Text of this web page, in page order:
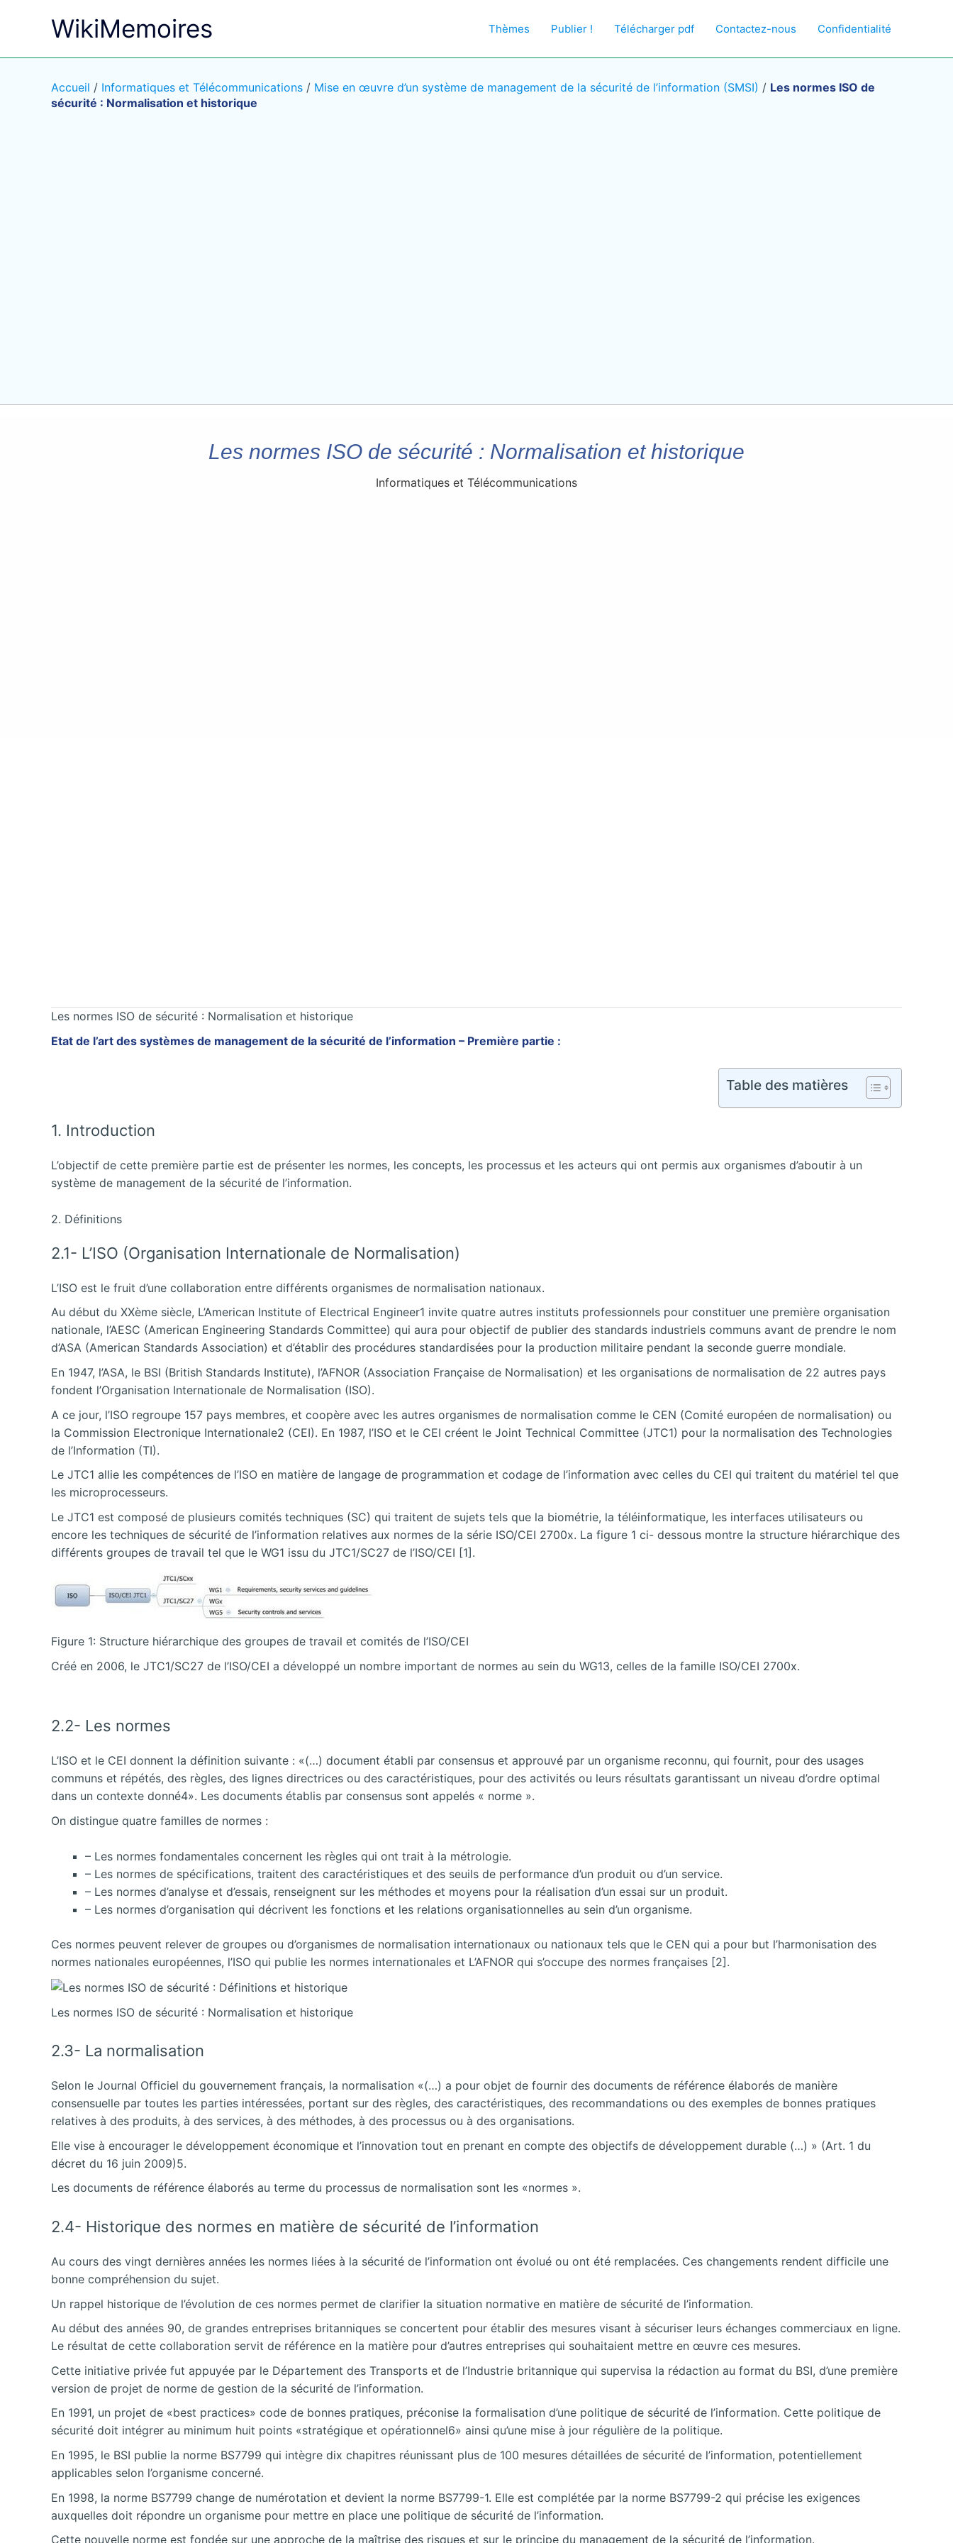
WikiMemoires Thèmes Publier ! Télécharger pdf Contactez-nous Confidentialité
Accueil / Informatiques et Télécommunications / Mise en œuvre d’un système de management de la sécurité de l’information (SMSI) / Les normes ISO de
sécurité : Normalisation et historique
Les normes ISO de sécurité : Normalisation et historique
Informatiques et Télécommunications
Les normes ISO de sécurité : Normalisation et historique
Etat de l’art des systèmes de management de la sécurité de l’information – Première partie :
Table des matières
1. Introduction
L’objectif de cette première partie est de présenter les normes, les concepts, les processus et les acteurs qui ont permis aux organismes d’aboutir à un
système de management de la sécurité de l’information.
2. Définitions
2.1- L’ISO (Organisation Internationale de Normalisation)
L’ISO est le fruit d’une collaboration entre différents organismes de normalisation nationaux.
Au début du XXème siècle, L’American Institute of Electrical Engineer1 invite quatre autres instituts professionnels pour constituer une première organisation
nationale, l’AESC (American Engineering Standards Committee) qui aura pour objectif de publier des standards industriels communs avant de prendre le nom
d’ASA (American Standards Association) et d’établir des procédures standardisées pour la production militaire pendant la seconde guerre mondiale.
En 1947, l’ASA, le BSI (British Standards Institute), l’AFNOR (Association Française de Normalisation) et les organisations de normalisation de 22 autres pays
fondent l’Organisation Internationale de Normalisation (ISO).
A ce jour, l’ISO regroupe 157 pays membres, et coopère avec les autres organismes de normalisation comme le CEN (Comité européen de normalisation) ou
la Commission Electronique Internationale2 (CEI). En 1987, l’ISO et le CEI créent le Joint Technical Committee (JTC1) pour la normalisation des Technologies
de l’Information (TI).
Le JTC1 allie les compétences de l’ISO en matière de langage de programmation et codage de l’information avec celles du CEI qui traitent du matériel tel que
les microprocesseurs.
Le JTC1 est composé de plusieurs comités techniques (SC) qui traitent de sujets tels que la biométrie, la téléinformatique, les interfaces utilisateurs ou
encore les techniques de sécurité de l’information relatives aux normes de la série ISO/CEI 2700x. La figure 1 ci- dessous montre la structure hiérarchique des
différents groupes de travail tel que le WG1 issu du JTC1/SC27 de l’ISO/CEI [1].
Figure 1: Structure hiérarchique des groupes de travail et comités de l’ISO/CEI
Créé en 2006, le JTC1/SC27 de l’ISO/CEI a développé un nombre important de normes au sein du WG13, celles de la famille ISO/CEI 2700x.
2.2- Les normes
L’ISO et le CEI donnent la définition suivante : «(…) document établi par consensus et approuvé par un organisme reconnu, qui fournit, pour des usages
communs et répétés, des règles, des lignes directrices ou des caractéristiques, pour des activités ou leurs résultats garantissant un niveau d’ordre optimal
dans un contexte donné4». Les documents établis par consensus sont appelés « norme ».
On distingue quatre familles de normes :
– Les normes fondamentales concernent les règles qui ont trait à la métrologie.
– Les normes de spécifications, traitent des caractéristiques et des seuils de performance d’un produit ou d’un service.
– Les normes d’analyse et d’essais, renseignent sur les méthodes et moyens pour la réalisation d’un essai sur un produit.
– Les normes d’organisation qui décrivent les fonctions et les relations organisationnelles au sein d’un organisme.
Ces normes peuvent relever de groupes ou d’organismes de normalisation internationaux ou nationaux tels que le CEN qui a pour but l’harmonisation des
normes nationales européennes, l’ISO qui publie les normes internationales et L’AFNOR qui s’occupe des normes françaises [2].
Les normes ISO de sécurité : Normalisation et historique
2.3- La normalisation
Selon le Journal Officiel du gouvernement français, la normalisation «(…) a pour objet de fournir des documents de référence élaborés de manière
consensuelle par toutes les parties intéressées, portant sur des règles, des caractéristiques, des recommandations ou des exemples de bonnes pratiques
relatives à des produits, à des services, à des méthodes, à des processus ou à des organisations.
Elle vise à encourager le développement économique et l’innovation tout en prenant en compte des objectifs de développement durable (…) » (Art. 1 du
décret du 16 juin 2009)5.
Les documents de référence élaborés au terme du processus de normalisation sont les «normes ».
2.4- Historique des normes en matière de sécurité de l’information
Au cours des vingt dernières années les normes liées à la sécurité de l’information ont évolué ou ont été remplacées. Ces changements rendent difficile une
bonne compréhension du sujet.
Un rappel historique de l’évolution de ces normes permet de clarifier la situation normative en matière de sécurité de l’information.
Au début des années 90, de grandes entreprises britanniques se concertent pour établir des mesures visant à sécuriser leurs échanges commerciaux en ligne.
Le résultat de cette collaboration servit de référence en la matière pour d’autres entreprises qui souhaitaient mettre en œuvre ces mesures.
Cette initiative privée fut appuyée par le Département des Transports et de l’Industrie britannique qui supervisa la rédaction au format du BSI, d’une première
version de projet de norme de gestion de la sécurité de l’information.
En 1991, un projet de «best practices» code de bonnes pratiques, préconise la formalisation d’une politique de sécurité de l’information. Cette politique de
sécurité doit intégrer au minimum huit points «stratégique et opérationnel6» ainsi qu’une mise à jour régulière de la politique.
En 1995, le BSI publie la norme BS7799 qui intègre dix chapitres réunissant plus de 100 mesures détaillées de sécurité de l’information, potentiellement
applicables selon l’organisme concerné.
En 1998, la norme BS7799 change de numérotation et devient la norme BS7799-1. Elle est complétée par la norme BS7799-2 qui précise les exigences
auxquelles doit répondre un organisme pour mettre en place une politique de sécurité de l’information.
Cette nouvelle norme est fondée sur une approche de la maîtrise des risques et sur le principe du management de la sécurité de l’information.